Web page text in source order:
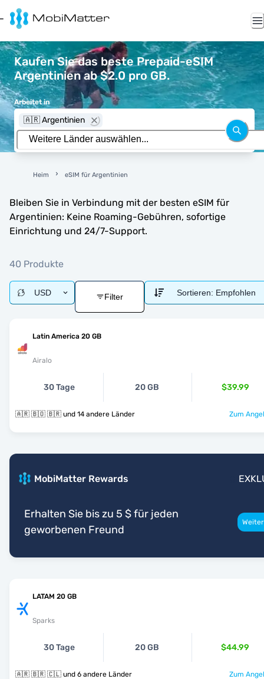
Kaufen Sie das beste Prepaid-eSIM
Argentinien ab $2.0 pro GB.
Arbeitet in
🇦🇷 Argentinien
Heim eSIM für Argentinien
Bleiben Sie in Verbindung mit der besten eSIM für
Argentinien: Keine Roaming-Gebühren, sofortige
Einrichtung und 24/7-Support.
40 Produkte
USD Filter Sortieren: Empfohlen
Latin America 20 GB
Airalo
30 Tage 20 GB $39.99
🇦🇷 🇧🇴 🇧🇷 und 14 andere Länder Zum
MobiMatter Rewards
Erhalten Sie bis zu 5 $ für jeden
geworbenen Freund
LATAM 20 GB
Sparks
30 Tage 20 GB $44.99
🇦🇷 🇧🇷 🇨🇱 und 6 andere Länder Zum